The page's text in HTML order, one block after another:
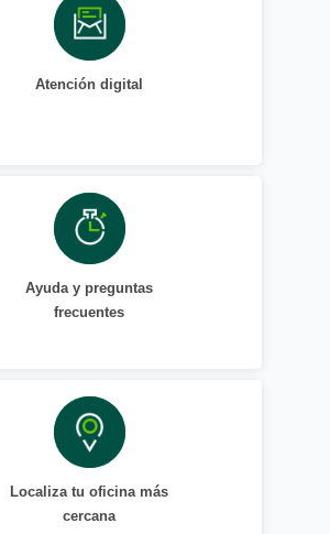
Atención digital
Ayuda y preguntas
frecuentes
Localiza tu oficina más
cercana